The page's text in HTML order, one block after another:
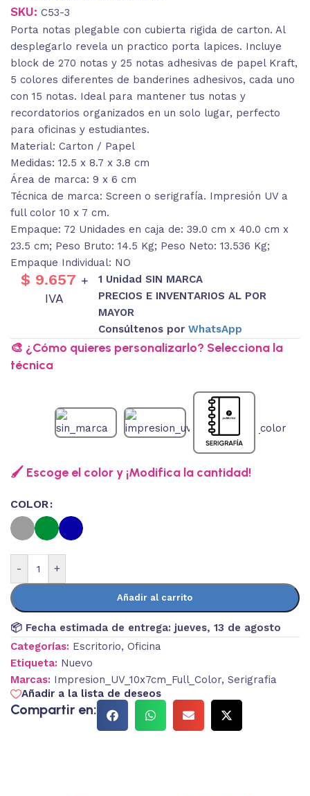
SKU: C53-3
Porta notas plegable con cubierta rigida de carton. Al
desplegarlo revela un practico porta lapices. Incluye
block de 270 notas y 25 notas adhesivas de papel Kraft,
5 colores diferentes de banderines adhesivos, cada uno
con 15 notas. Ideal para mantener tus notas y
recordatorios organizados en un solo lugar, perfecto
para oficinas y estudiantes.
Material: Carton / Papel
Medidas: 12.5 x 8.7 x 3.8 cm
Área de marca: 9 x 6 cm
Técnica de marca: Screen o serigrafía. Impresión UV a
full color 10 x 7 cm.
Empaque: 72 Unidades en caja de: 39.0 cm x 40.0 cm x
23.5 cm; Peso Bruto: 14.5 Kg; Peso Neto: 13.536 Kg;
Empaque Individual: NO
$ 9.657 +
IVA
1 Unidad SIN MARCA
PRECIOS E INVENTARIOS AL POR
MAYOR
Consúltenos porWhatsApp
🎨 ¿Cómo quieres personalizarlo? Selecciona la
técnica
🖌️ Escoge el color y ¡Modifica la cantidad!
COLOR
- +
Añadir al carrito
📦 Fecha estimada de entrega: jueves, 13 de agosto
Categorías: Escritorio, Oficina
Etiqueta: Nuevo
Marcas: Impresion_UV_10x7cm_Full_Color, Serigrafia
Añadir a la lista de deseos
Compartir en: